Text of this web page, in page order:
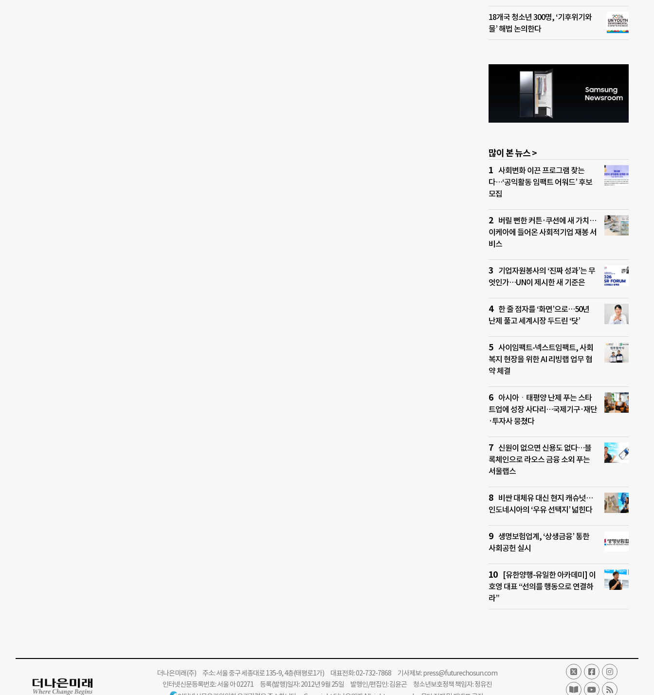
18개국 청소년 300명, ‘기후위기와
물’ 해법 논의한다
많이 본 뉴스 >
사회변화 이끈 프로그램 찾는
다…‘공익활동 임팩트 어워드’ 후보
모집
버릴 뻔한 커튼·쿠션에 새 가치…
이케아에 들어온 사회적기업 재봉 서
비스
기업자원봉사의 ‘진짜 성과’는 무
엇인가…UN이 제시한 새 기준은
한 줄 점자를 ‘화면’으로…50년
난제 풀고 세계시장 두드린 ‘닷’
사이임팩트-넥스트임팩트, 사회
복지 현장을 위한 AI 리빙랩 업무 협
약 체결
아시아ㆍ태평양 난제 푸는 스타
트업에 성장 사다리…국제기구·재단
·투자사 뭉쳤다
신원이 없으면 신용도 없다…블
록체인으로 라오스 금융 소외 푸는
서울랩스
비싼 대체유 대신 현지 캐슈넛…
인도네시아의 ‘우유 선택지’ 넓힌다
생명보험업계, ‘상생금융’ 통한
사회공헌 실시
[유한양행-유일한 아카데미] 이
호영 대표 “선의를 행동으로 연결하
라”
더나은미래(주)주소: 서울 중구 세종대로 135-9, 4층(태평로1가) 대표전화: 02-732-7868 기사제보:press@futurechosun.com
인터넷신문등록번호: 서울 아 02271 등록(발행)일자: 2012년 9월 25일 발행인/편집인: 김윤곤 청소년보호정책 책임자: 정유진